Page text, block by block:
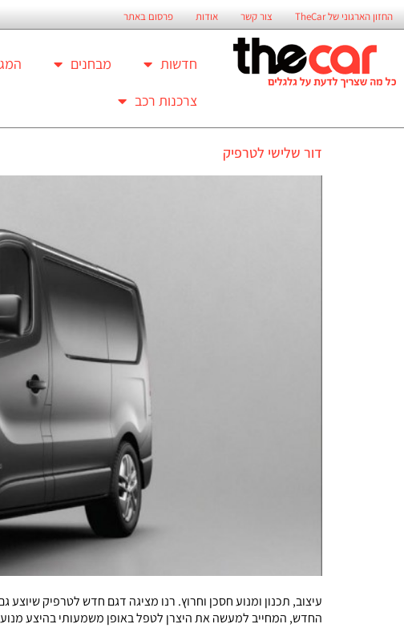
החזון הארגוני של TheCar צור קשר אודות פרסום באתר
חדשות מבחנים
צרכנות רכב
דור שלישי לטרפיק
עיצוב, תכנון ומנוע חסכן וחרוץ. רנו מציגה דגם חדש לטרפיק
החדש, המחייב למעשה את היצרן לטפל באופן משמעותי בהיצע מנועי